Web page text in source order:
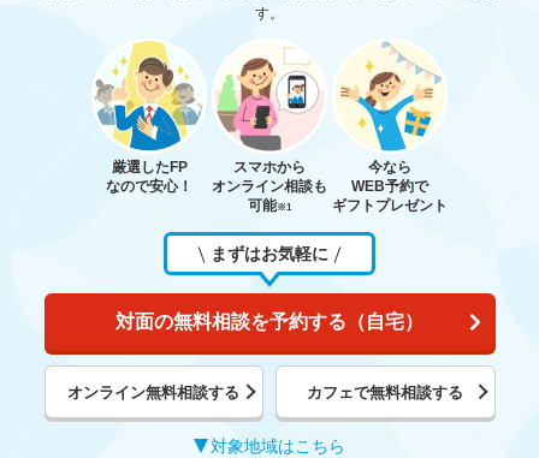
す。
厳選したFP
なので安心！
スマホから
オンライン相談も
可能※1
今なら
WEB予約で
ギフトプレゼント
まずはお気軽に
対面の無料相談を予約する（自宅）
オンライン無料相談する カフェで無料相談する
対象地域はこちら